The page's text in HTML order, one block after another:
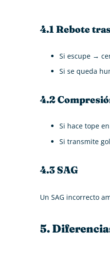
4.1 Rebote
Si escupe →
Si se queda
4.2
Si hace tope
Si transmite
4.3 SAG
Un SAG incorrecto
5.